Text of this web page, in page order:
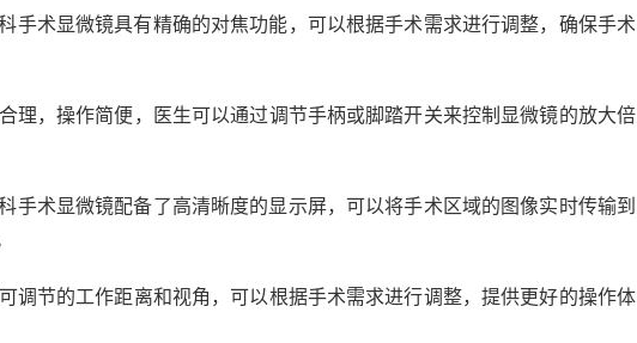
手术显微镜具有精确的对焦功能，可以根据手术需求进行调整，确保手术
理，操作简便，医生可以通过调节手柄或脚踏开关来控制显微镜的放大倍
手术显微镜配备了高清晰度的显示屏，可以将手术区域的图像实时传输到
调节的工作距离和视角，可以根据手术需求进行调整，提供更好的操作体